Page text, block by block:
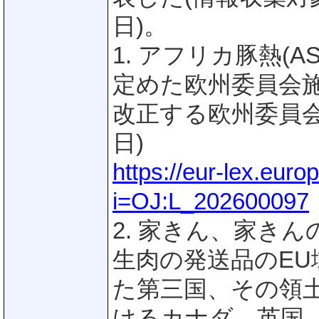
日)。
1. アフリカ豚熱
定めた欧州委員会
改正する欧州委員
日)
https://eur-
i=OJ:L_202600097
2. 家きん、家きん
生肉の発送品の
た第三国、その領